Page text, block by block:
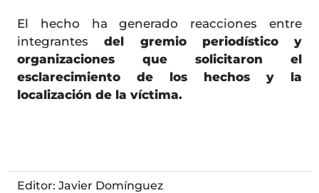
El hecho ha generado reacciones entre
integrantesdel gremio periodístico y
organizaciones que solicitaron el
esclarecimiento de los hechos y la
localización de la víctima.
Editor: Javier Domínguez